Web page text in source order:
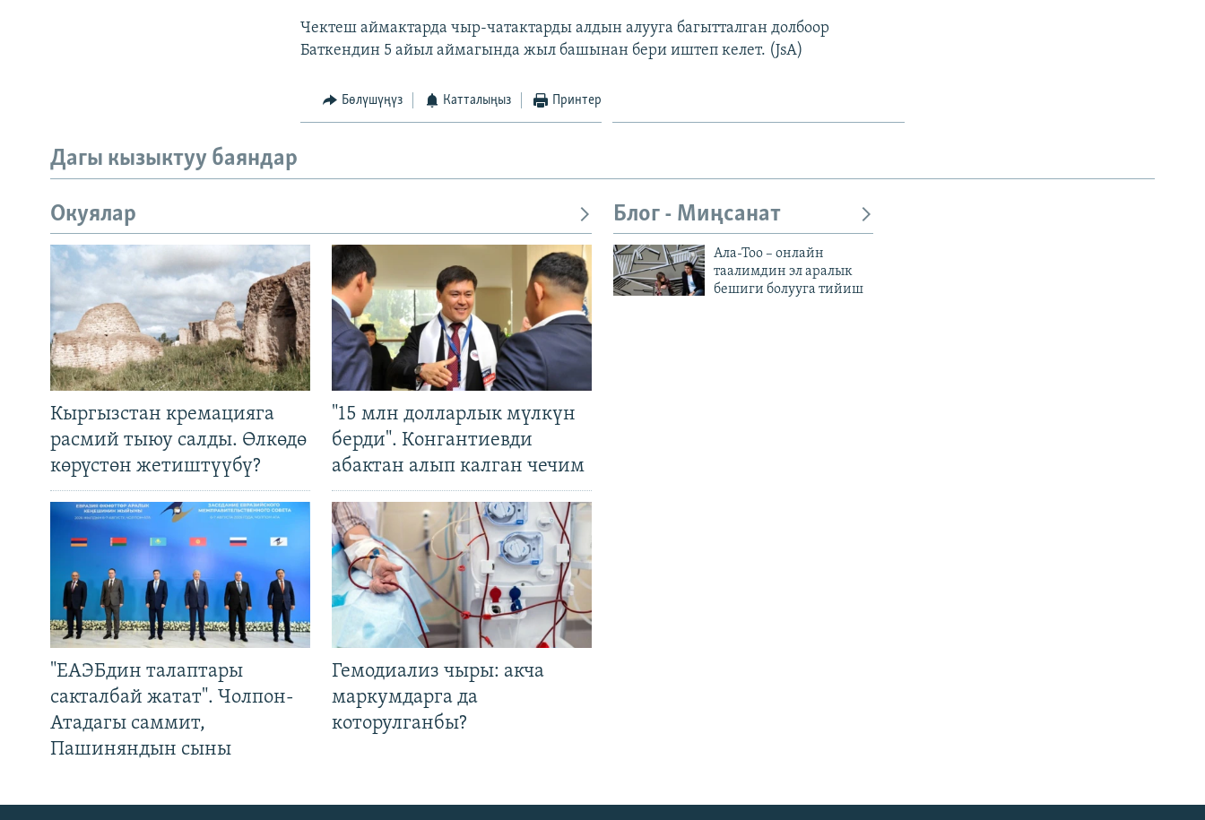
Чектеш аймактарда чыр-чатактарды алдын алууга багытталган долбоор
Баткендин 5 айыл аймагында жыл башынан бери иштеп келет. (JsA)
Бөлүшүңүз Катталыңыз Принтер
Дагы кызыктуу баяндар
Окуялар
Кыргызстан кремацияга
расмий тыюу салды. Өлкөдө
көрүстөн жетиштүүбү?
"15 млн долларлык мүлкүн
берди". Конгантиевди
абактан алып калган чечим
"ЕАЭБдин талаптары
сакталбай жатат". Чолпон-
Атадагы саммит,
Пашиняндын сыны
Гемодиализ чыры: акча
маркумдарга да
которулганбы?
Блог - Миңсанат
Ала-Тоо – онлайн
таалимдин эл аралык
бешиги болууга тийиш